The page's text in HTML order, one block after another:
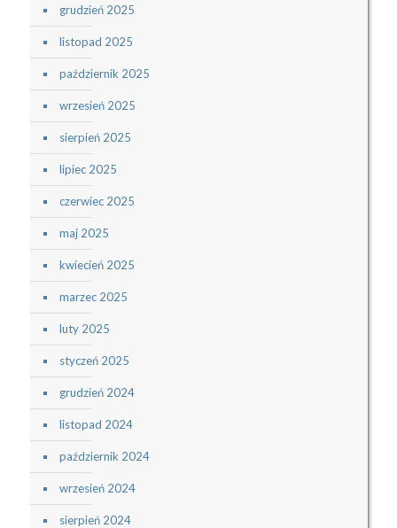
grudzień 2025
listopad 2025
październik 2025
wrzesień 2025
sierpień 2025
lipiec 2025
czerwiec 2025
maj 2025
kwiecień 2025
marzec 2025
luty 2025
styczeń 2025
grudzień 2024
listopad 2024
październik 2024
wrzesień 2024
sierpień 2024